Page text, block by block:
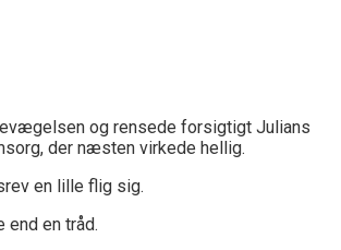
og rensede forsigtigt Julians
der næsten virkede hellig.
en lille flig sig.
end en tråd.